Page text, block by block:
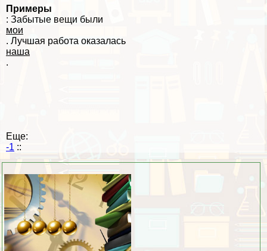
Примеры
: Забытые вещи были
мои
. Лучшая работа оказалась
наша
.
Еще:
-1 ::